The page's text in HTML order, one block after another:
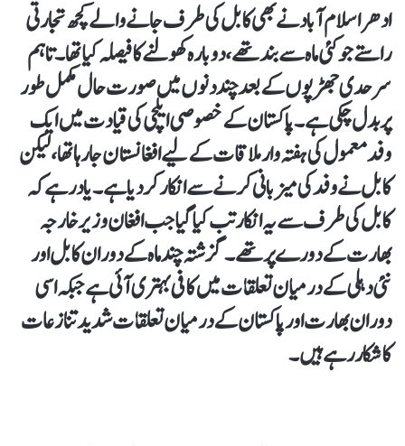
ادھر اسلام آباد نے بھی کابل کی طرف جانے والے کچھ تجارتی
راستے جو کئی ماہ سے بند تھے، دوبارہ کھولنے کا فیصلہ کیا تھا۔ تاہم
سرحدی جھڑپوں کے بعد چند دنوں میں صورت حال مکمل طور
پر بدل چکی ہے۔ پاکستان کے خصوصی ایلچی کی قیادت میں ایک
وفد معمول کی ہفتہ وار ملاقات کے لیے افغانستان جارہا تھا، لیکن
کابل نے وفد کی میزبانی کرنے سے انکار کر دیا ہے۔ یاد رہے کہ
کابل کی طرف سے یہ انکار تب کیا گیا جب افغان وزیر خارجہ
بھارت کے دورے پر تھے۔ گزشتہ چند ماہ کے دوران کابل اور
نئی دہلی کے درمیان تعلقات میں کافی بہتری آئی ہے جبکہ اسی
دوران بھارت اور پاکستان کے درمیان تعلقات شدید تنازعات
کا شکار رہے ہیں۔